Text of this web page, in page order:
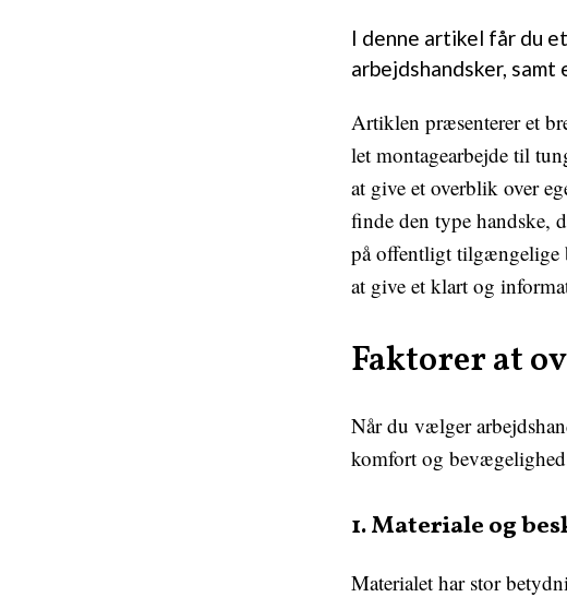
I denne artikel får du
arbejdshandsker,
Artiklen præsenterer et
let montagearbejde til
at give et overblik over
finde den type handske,
på offentligt tilgængelige
at give et klart og
Faktorer at
Når du vælger
komfort og
1. Materiale og
Materialet har stor